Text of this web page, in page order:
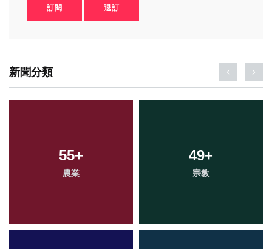
訂閱 退訂
新聞分類
55+
農業
49+
宗教
534+
綜合新聞
298+
社會